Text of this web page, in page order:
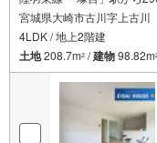
宮城県大崎市古川字上古川
4LDK / 地上2階建
土地208.7m2 /建物98.82m